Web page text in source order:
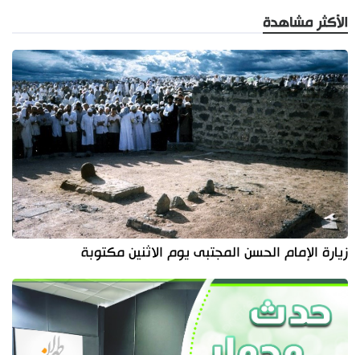
الأكثر مشاهدة
زيارة الإمام الحسن المجتبى يوم الاثنين مكتوبة